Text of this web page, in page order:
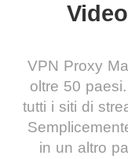
VPN Proxy
oltre 50
tutti i siti di
in un altro